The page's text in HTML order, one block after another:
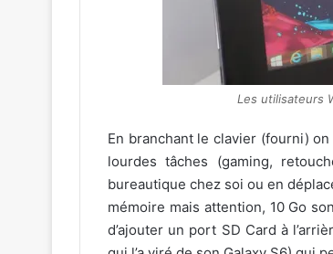
Les utilisateurs
En branchant le clavier (fourni)
lourdes tâches (gaming,
bureautique chez soi ou en
mémoire mais attention, 10 Go
d’ajouter un port SD Card à